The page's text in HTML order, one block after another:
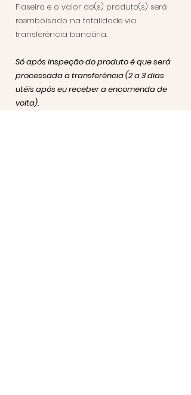
Fiaseira e o valor do(s) produto(s) será
reembolsado na totalidade via
transferência bancária.
Só após inspeção do produto é que será
processada a transferência (2 a 3 dias
utéis após eu receber a encomenda de
volta).